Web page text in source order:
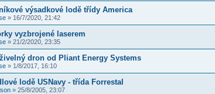
výsadkové lodě třídy America
» 16/7/2020, 21:42
vyzbrojené laserem
» 21/2/2020, 23:35
dron od Pliant Energy Systems
» 1/8/2017, 16:10
lodě USNavy - třída Forrestal
» 25/8/2005, 23:07